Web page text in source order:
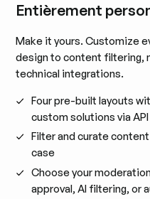
Entièrement
Make it yours. Customize
design to content filtering,
technical integrations.
Four pre-built layouts
custom solutions via API
Filter and curate
case
Choose your
approval, AI filtering, or